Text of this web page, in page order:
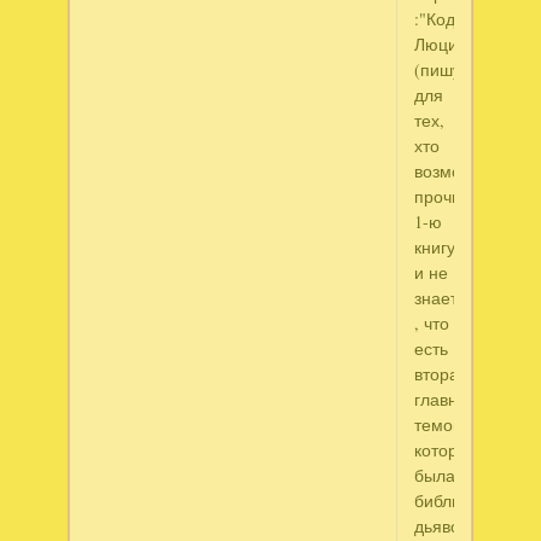
:"Кодекс
Люцифера"
(пишу
для
тех,
хто
возможно
прочитал
1-ю
книгу
и не
знает
, что
есть
вторая),
главной
темой
которой
была
библия
дьявола.